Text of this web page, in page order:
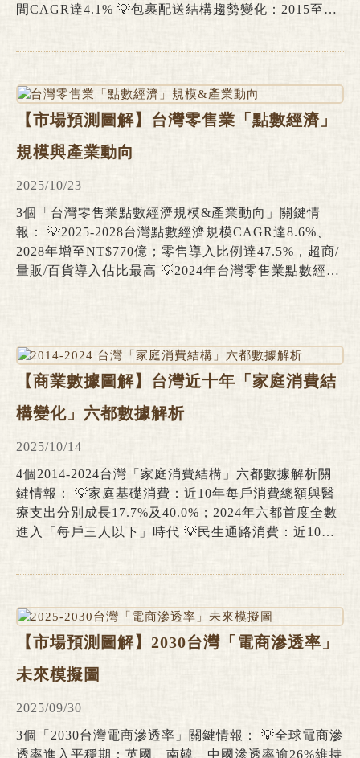
間CAGR達4.1% 💡包裹配送結構趨勢變化：2015至
冠，英國、日本、台灣皆為高包裹密度市場(70件以上)
「包裹數量」不僅為物流產業運能負載、業務量體與運
作效率的量化指標，近年在電商滲透率提升、跨境交易
與即時配送需求快速擴張等趨勢影響下，亦成為衡量內
需消費動能、線上線下消費結構變化、以及產業數位化
程度&網路銷售成熟度的重要指標。
【市場預測圖解】台灣零售業「點數經濟」
規模與產業動向
2025/10/23
3個「台灣零售業點數經濟規模&產業動向」關鍵情
報： 💡2025-2028台灣點數經濟規模CAGR達8.6%、
2028年增至NT$770億；零售導入比例達47.5%，超商/
量販/百貨導入佔比最高 💡2024年台灣零售業點數經濟
利點、HAPPY
【商業數據圖解】台灣近十年「家庭消費結
構變化」六都數據解析
2025/10/14
4個2014-2024台灣「家庭消費結構」六都數據解析關
鍵情報： 💡家庭基礎消費：近10年每戶消費總額與醫
療支出分別成長17.7%及40.0%；2024年六都首度全數
進入「每戶三人以下」時代 💡民生通路消費：近10年
19.7%；2024年餐飲住宿消費額躍升45.9%至NT$12.2
萬新高 💡新興經濟消費：台北市與台中市為單身經濟
及美麗經濟消費主力；台中市與台南市展現亮眼寵物消
費實力
【市場預測圖解】2030台灣「電商滲透率」
未來模擬圖
2025/09/30
3個「2030台灣電商滲透率」關鍵情報： 💡全球電商滲
透率進入平穩期：英國、南韓、中國滲透率逾26%維持